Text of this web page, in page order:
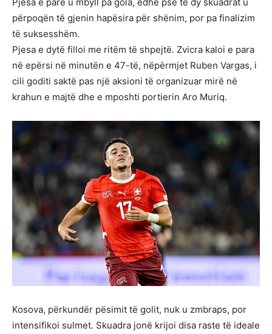
përpoqën të gjenin hapësira për shënim, por pa finalizim
të suksesshëm.
Pjesa e dytë filloi me ritëm të shpejtë. Zvicra kaloi e para
në epërsi në minutën e 47-të, nëpërmjet Ruben Vargas, i
cili goditi saktë pas një aksioni të organizuar mirë në
krahun e majtë dhe e mposhti portierin Aro Muriq.
Kosova, përkundër pësimit të golit, nuk u zmbraps, por
intensifikoi sulmet. Skuadra jonë krijoi disa raste të ideale